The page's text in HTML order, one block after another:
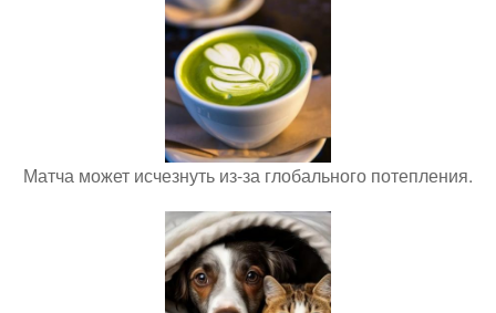
Матча может исчезнуть из-за глобального потепления.